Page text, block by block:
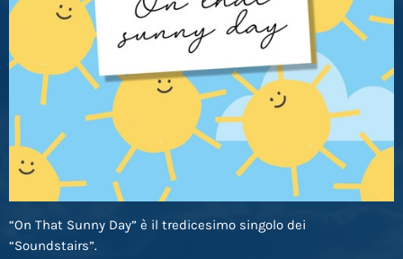
“On That Sunny Day” è il tredicesimo singolo dei
“Soundstairs”.